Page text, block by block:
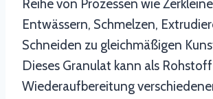
Reihe von Prozessen wie
Entwässern, Schmelzen,
Schneiden zu gleichmäßigen
Dieses Granulat kann als
Wiederaufbereitung